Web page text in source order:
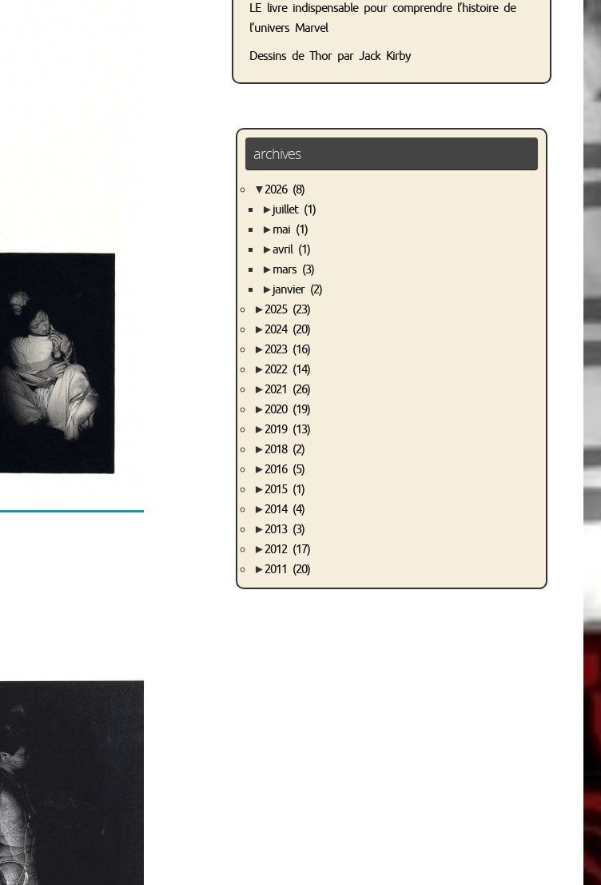
LE livre indispensable pour comprendre l’histoire de
l’univers Marvel
Dessins de Thor par Jack Kirby
archives
▼2026 (8)
►juillet (1)
►mai (1)
►avril (1)
►mars (3)
►janvier (2)
►2025 (23)
►2024 (20)
►2023 (16)
►2022 (14)
►2021 (26)
►2020 (19)
►2019 (13)
►2018 (2)
►2016 (5)
►2015 (1)
►2014 (4)
►2013 (3)
►2012 (17)
►2011 (20)